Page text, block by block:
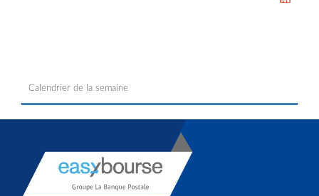
Calendrier de la semaine